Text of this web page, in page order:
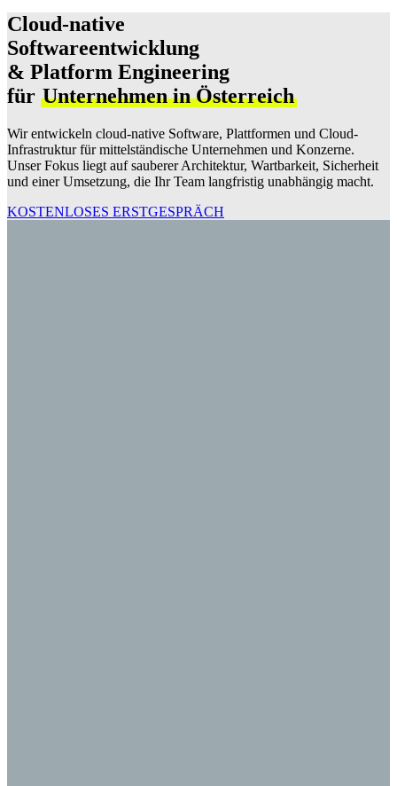
Cloud-native
Softwareentwicklung
& Platform Engineering
für Unternehmen in Österreich
Wir entwickeln cloud-native Software, Plattformen und Cloud-
Infrastruktur für mittelständische Unternehmen und Konzerne.
Unser Fokus liegt auf sauberer Architektur, Wartbarkeit, Sicherheit
und einer Umsetzung, die Ihr Team langfristig unabhängig macht.
KOSTENLOSES ERSTGESPRÄCH